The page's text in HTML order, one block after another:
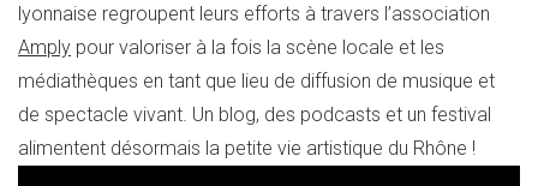
lyonnaise regroupent leurs efforts à travers l’association
Amply pour valoriser à la fois la scène locale et les
médiathèques en tant que lieu de diffusion de musique et
de spectacle vivant. Un blog, des podcasts et un festival
alimentent désormais la petite vie artistique du Rhône !